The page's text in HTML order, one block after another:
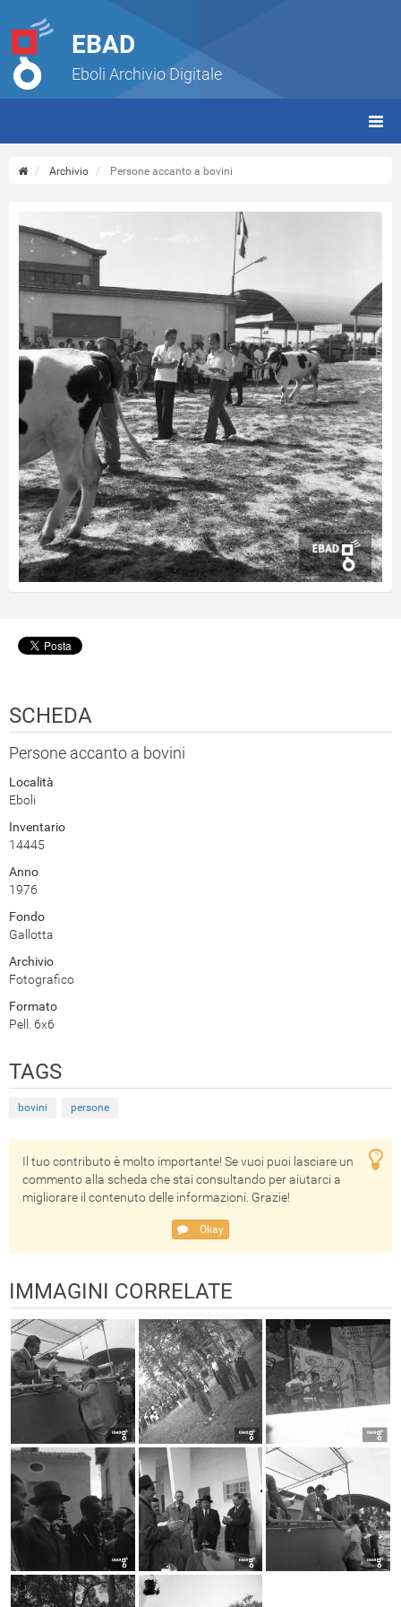
EBAD
Eboli Archivio Digitale
Archivio Persone accanto a bovini
SCHEDA
Persone accanto a bovini
Località
Eboli
Inventario
14445
Anno
1976
Fondo
Gallotta
Archivio
Fotografico
Formato
Pell. 6x6
TAGS
bovini persone
Il tuo contributo è molto importante! Se vuoi puoi lasciare un
commento alla scheda che stai consultando per aiutarci a
migliorare il contenuto delle informazioni. Grazie!
Okay
IMMAGINI CORRELATE